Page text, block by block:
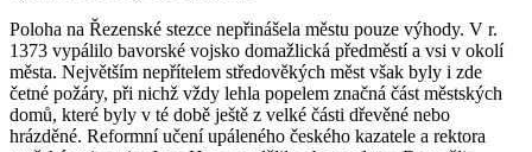
Poloha na Řezenské stezce nepřinášela městu pouze výhody. V r.
1373 vypálilo bavorské vojsko domažlická předměstí a vsi v okolí
města. Největším nepřítelem středověkých měst však byly i zde
četné požáry, při nichž vždy lehla popelem značná část městských
domů, které byly v té době ještě z velké části dřevěné nebo
hrázděné. Reformní učení upáleného českého kazatele a rektora